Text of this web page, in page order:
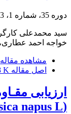
دوره 35، شماره 1، 1383
سید محمدعلی
خواجه احمد عطاری،
مشاهده مقاله
اصل مقاله K